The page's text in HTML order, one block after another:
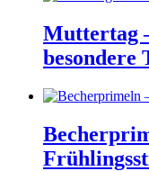
Muttertag
besondere